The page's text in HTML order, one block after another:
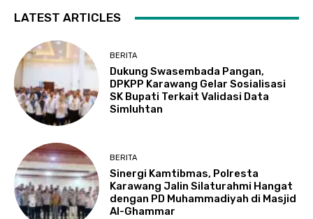
LATEST ARTICLES
BERITA
Dukung Swasembada Pangan,
DPKPP Karawang Gelar Sosialisasi
SK Bupati Terkait Validasi Data
Simluhtan
BERITA
Sinergi Kamtibmas, Polresta
Karawang Jalin Silaturahmi Hangat
dengan PD Muhammadiyah di Masjid
Al-Ghammar